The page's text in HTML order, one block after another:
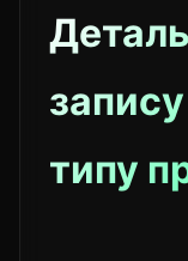
типу